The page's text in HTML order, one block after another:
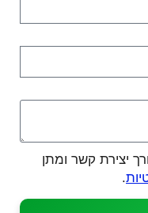
יצירת קשר ומתן
.